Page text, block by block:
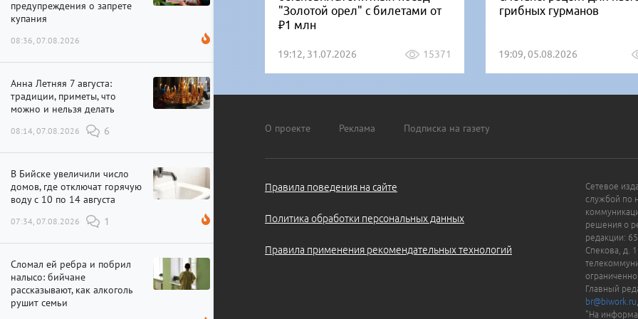
предупреждения о запрете
купания
08:36, 07.08.2026
Анна Летняя 7 августа:
традиции, приметы, что
можно и нельзя делать
08:14, 07.08.2026 6
В Бийске увеличили число
домов, где отключат горячую
воду с 10 по 14 августа
07:34, 07.08.2026 1
Сломал ей ребра и побрил
налысо: бийчане
рассказывают, как алкоголь
рушит семьи
"Золотой орел" с билетами от
₽1 млн
19:12, 31.07.2026 15371
грибных гурманов
19:09, 05.08.2026
О проекте Реклама Подписка на газету
Правила поведения на сайте
Политика обработки персональных данных
Правила применения рекомендательных технологий
Сетевое
службой по
решения о
редакции:
Спекова, д.
Главный
br@biwork.ru
"На